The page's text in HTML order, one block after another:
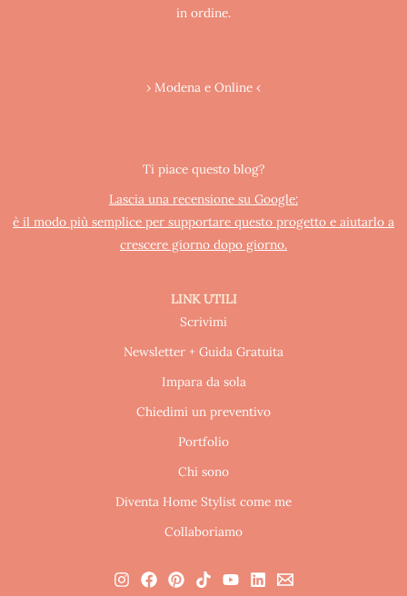
in ordine.
› Modena e Online ‹
Ti piace questo blog?
Lascia una recensione su Google:
è il modo più semplice per supportare questo progetto e aiutarlo a
crescere giorno dopo giorno.
LINK UTILI
Scrivimi
Newsletter + Guida Gratuita
Impara da sola
Chiedimi un preventivo
Portfolio
Chi sono
Diventa Home Stylist come me
Collaboriamo